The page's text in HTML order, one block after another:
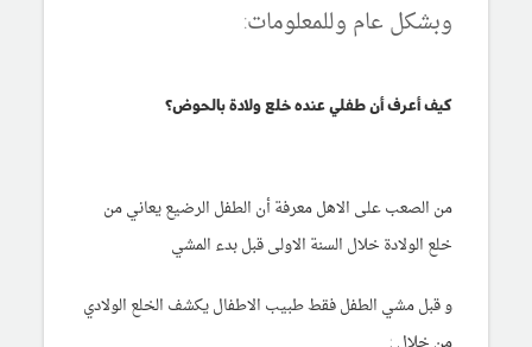
وبشكل عام وللمعلومات:
كيف أعرف أن طفلي عنده خلع ولادة بالحوض؟
من الصعب على الاهل معرفة أن الطفل الرضيع يعاني من
خلع الولادة خلال السنة الاولى قبل بدء المشي
و قبل مشي الطفل فقط طبيب الاطفال يكشف الخلع الولادي